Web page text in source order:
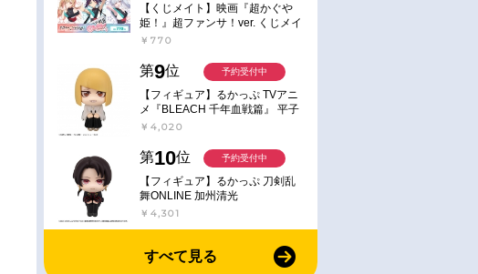
【くじメイト】映画『超かぐや
姫！』超ファンサ！ver. くじメイ
ト
￥770
第9位
【フィギュア】るかっぷ TVアニ
メ『BLEACH 千年血戦篇』 平子
真子
￥4,020
予約受付中
第10位
【フィギュア】るかっぷ 刀剣乱
舞ONLINE 加州清光
￥4,301
予約受付中
すべて見る